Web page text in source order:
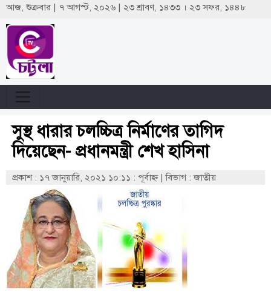
আজ, শুক্রবার | ৭ আগস্ট, ২০২৬ | ২৩ শ্রাবণ, ১৪৩৩ । ২৩ সফর, ১৪৪৮
সুস্থ ধারার চলচ্চিত্র নির্মাণের তাগিদ
দিয়েছেন- প্রধানমন্ত্রী শেখ হাসিনা
প্রকাশ : ১৭ জানুয়ারি, ২০২১ ১০:১১ : পূর্বাহ্ণ |বিভাগ : জাতীয়